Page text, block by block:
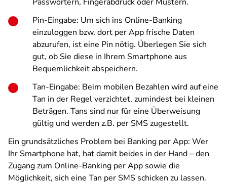
Pin-Eingabe: Um sich ins Online-Banking
einzuloggen bzw. dort per App frische Daten
abzurufen, ist eine Pin nötig. Überlegen Sie sich
gut, ob Sie diese in Ihrem Smartphone aus
Bequemlichkeit abspeichern.
Tan-Eingabe: Beim mobilen Bezahlen wird auf eine
Tan in der Regel verzichtet, zumindest bei kleinen
Beträgen. Tans sind nur für eine Überweisung
gültig und werden z.B. per SMS zugestellt.
Ein grundsätzliches Problem bei Banking per App: Wer
Ihr Smartphone hat, hat damit beides in der Hand – den
Zugang zum Online-Banking per App sowie die
Möglichkeit, sich eine Tan per SMS schicken zu lassen.